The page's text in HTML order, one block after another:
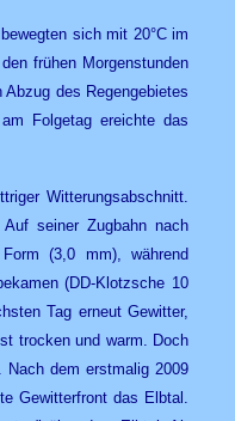
sich mit 20°C im
frühen Morgenstunden
des Regengebietes
Folgetag ereichte das
Witterungsabschnitt.
seiner Zugbahn nach
(3,0 mm), während
(DD-Klotzsche 10
Tag erneut Gewitter,
trocken und warm. Doch
Nach dem erstmalig 2009
Gewitterfront das Elbtal.